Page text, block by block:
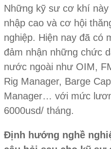
Những kỹ sư cơ khí
nhập cao và cơ hội
nghiệp. Hiện nay đã có
đảm nhận những chức
nước ngoài như OIM,
Rig Manager, Barge
Manager… với mức
6000usd/ tháng.
Định hướng nghề